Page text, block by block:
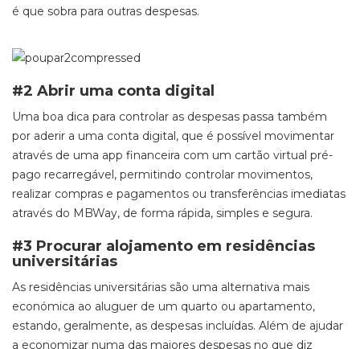
é que sobra para outras despesas.
#2 Abrir uma conta digital
Uma boa dica para controlar as despesas passa também
por aderir a uma conta digital, que é possível movimentar
através de uma app financeira com um cartão virtual pré-
pago recarregável, permitindo controlar movimentos,
realizar compras e pagamentos ou transferências imediatas
através do MBWay, de forma rápida, simples e segura.
#3 Procurar alojamento em residências
universitárias
As residências universitárias são uma alternativa mais
económica ao aluguer de um quarto ou apartamento,
estando, geralmente, as despesas incluídas. Além de ajudar
a economizar numa das maiores despesas no que diz